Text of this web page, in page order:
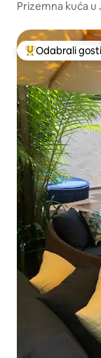
Prizemna kuća
Među najviše
Odabrali gosti